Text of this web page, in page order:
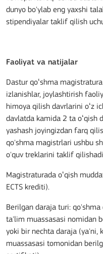
dunyo bo'ylab eng yaxshi
stipendiyalar taklif qilish
Faoliyat va natijalar
Dastur qoʻshma
izlanishlar, joylashtirish
himoya qilish davrlarini oʻz
davlatda kamida 2 ta oʻqish
yashash joyingizdan farq
qo'shma magistrlari ushbu
o'quv treklarini taklif
Magistraturada oʻqish
ECTS krediti).
Berilgan daraja turi:
ta'lim muassasasi nomidan
yoki bir nechta daraja (ya'ni,
muassasasi tomonidan